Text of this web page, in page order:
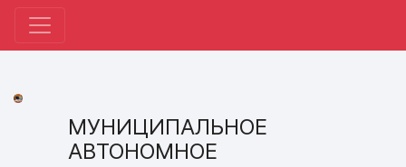
МУНИЦИПАЛЬНОЕ
АВТОНОМНОЕ